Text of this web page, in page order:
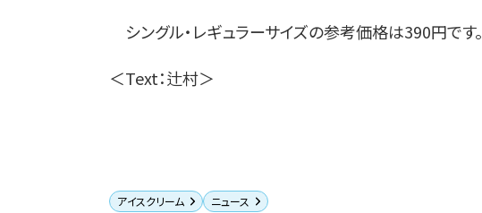
シングル・レギュラーサイズの参考価格は390円です。
＜Text：辻村＞
アイスクリーム ニュース